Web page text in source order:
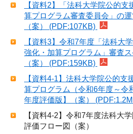
【資料2】「法科大学院公的支
算プログラム審査委員会」の
（案） (PDF:107KB)
【資料3】令和7年度「法科大
強化・加算プログラム」審査
（案） (PDF:159KB)
【資料4-1】法科大学院公的支
算プログラム（令和6年度～令
年度評価版】（案）
【資料4-2】令和7年度法科大
評価フロー図（案）